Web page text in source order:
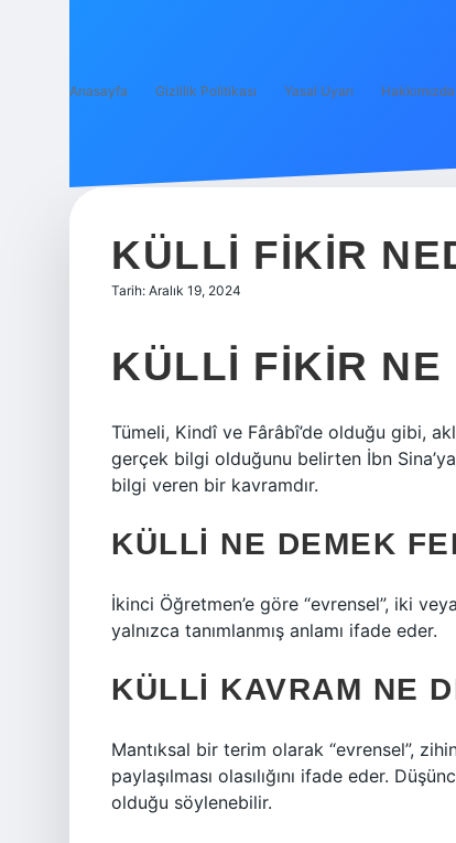
Anasayfa Gizlilik Politikası Yasal Uyarı Hakkımızda
KÜLLI FIKIR
Tarih: Aralık 19, 2024
KÜLLI FIKIR NE
Tümeli, Kindî ve Fârâbî’de olduğu gibi,
gerçek bilgi olduğunu belirten İbn
bilgi veren bir kavramdır.
KÜLLI NE DEMEK
İkinci Öğretmen’e göre “evrensel”, iki
yalnızca tanımlanmış anlamı ifade eder.
KÜLLI KAVRAM NE
Mantıksal bir terim olarak “evrensel”,
paylaşılması olasılığını ifade eder.
olduğu söylenebilir.